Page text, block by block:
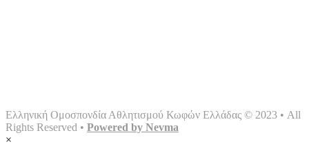
Ελληνική Ομοσπονδία Αθλητισμού Κωφών Ελλάδας © 2023 • All
Rights Reserved • Powered by Nevma
×